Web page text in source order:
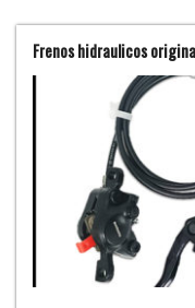
Frenos hidraulicos